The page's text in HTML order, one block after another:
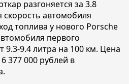
разгоняется за 3.8
автомобиля
топлива у нового Porsche
первого
9.3-9.4 литра на 100 км. Цена
377 000 рублей в